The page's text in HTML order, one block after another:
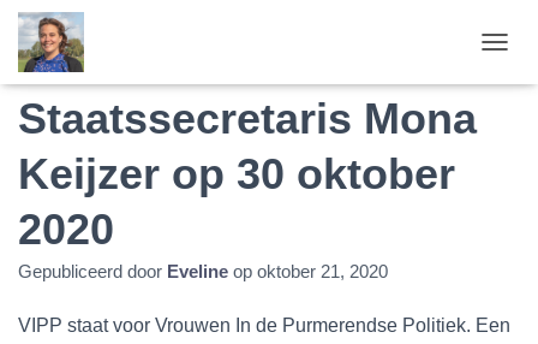
O
T
Meet & Greet
Staatssecretaris Mona
Keijzer op 30 oktober
2020
Gepubliceerd door Eveline op oktober 21, 2020
VIPP staat voor Vrouwen In de Purmerendse Politiek. Een